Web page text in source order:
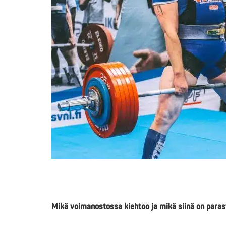
Mikä voimanostossa kiehtoo ja mikä siinä on